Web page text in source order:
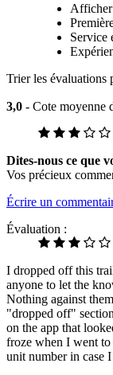
Service
Trier les évaluations
3,0 - Cote moyenne
Dites-nous ce que
Vos précieux
Écrire un
Évaluation :
I dropped off this
anyone to let the
Nothing against
"dropped off"
on the app that
froze when I went to
unit number in case